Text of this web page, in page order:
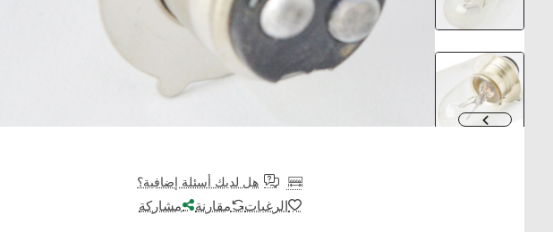
هل لديك أسئلة إضافية؟
الرغبات مقارنة مشاركة